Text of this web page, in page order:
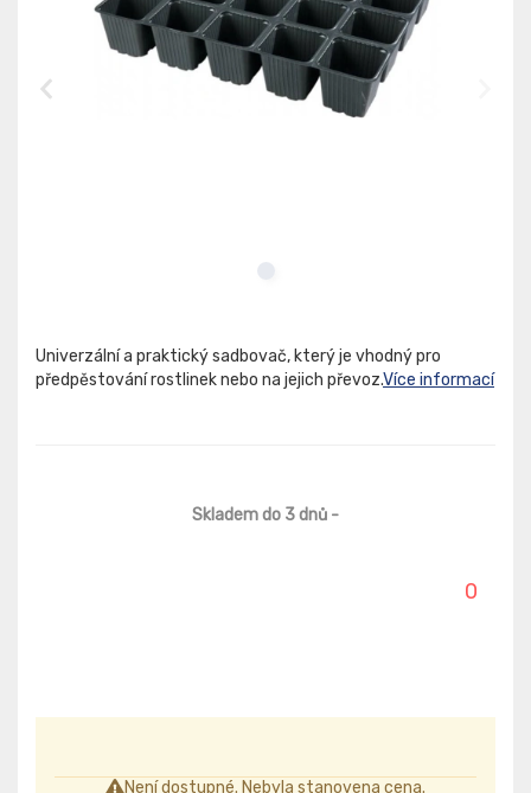
Univerzální a praktický sadbovač, který je vhodný pro
předpěstování rostlinek nebo na jejich převoz.Více informací
Skladem do 3 dnů -
0
Není dostupné. Nebyla stanovena cena.